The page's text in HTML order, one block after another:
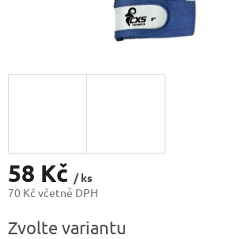
58 Kč / ks
70 Kč včetně DPH
cena:
Zvolte variantu